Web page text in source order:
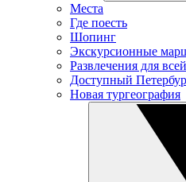
Места
Где поесть
Шопинг
Экскурсионные
Развлечения для
Доступный
Новая тургеография